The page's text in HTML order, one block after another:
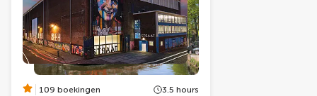
109 boekingen 3.5 hours